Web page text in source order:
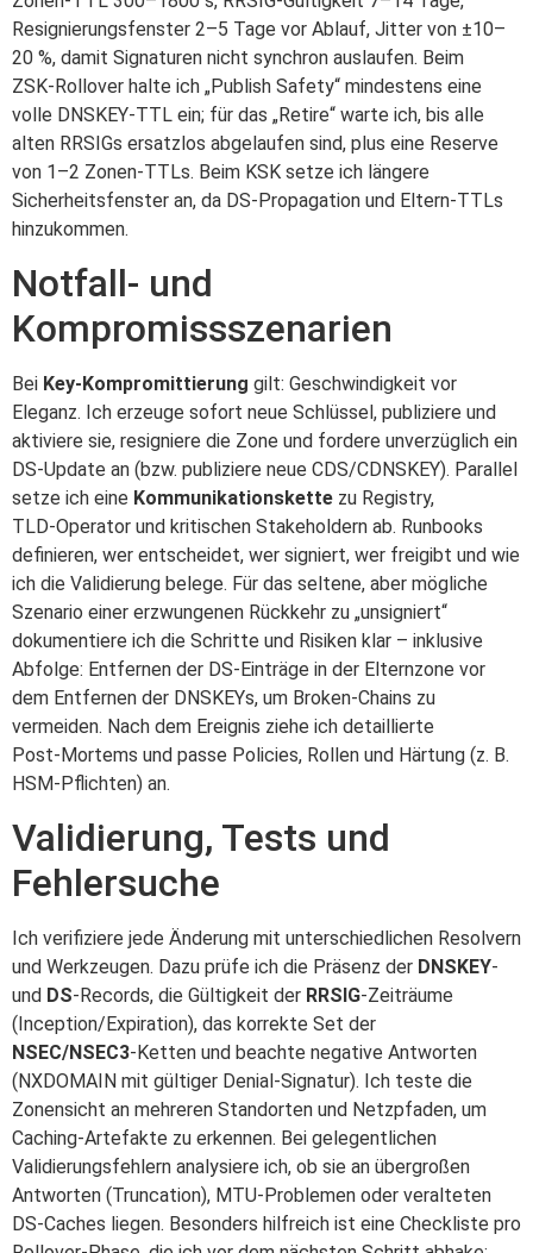
Resignierungsfenster 2–5 Tage vor Ablauf, Jitter von ±10–
20 %, damit Signaturen nicht synchron auslaufen. Beim
ZSK‑Rollover halte ich „Publish Safety“ mindestens eine
volle DNSKEY‑TTL ein; für das „Retire“ warte ich, bis alle
alten RRSIGs ersatzlos abgelaufen sind, plus eine Reserve
von 1–2 Zonen‑TTLs. Beim KSK setze ich längere
Sicherheitsfenster an, da DS‑Propagation und Eltern‑TTLs
hinzukommen.
Notfall- und
Kompromissszenarien
Bei Key‑Kompromittierung gilt: Geschwindigkeit vor
Eleganz. Ich erzeuge sofort neue Schlüssel, publiziere und
aktiviere sie, resigniere die Zone und fordere unverzüglich ein
DS‑Update an (bzw. publiziere neue CDS/CDNSKEY). Parallel
setze ich eine Kommunikationskette zu Registry,
TLD‑Operator und kritischen Stakeholdern ab. Runbooks
definieren, wer entscheidet, wer signiert, wer freigibt und wie
ich die Validierung belege. Für das seltene, aber mögliche
Szenario einer erzwungenen Rückkehr zu „unsigniert“
dokumentiere ich die Schritte und Risiken klar – inklusive
Abfolge: Entfernen der DS‑Einträge in der Elternzone vor
dem Entfernen der DNSKEYs, um Broken‑Chains zu
vermeiden. Nach dem Ereignis ziehe ich detaillierte
Post‑Mortems und passe Policies, Rollen und Härtung (z. B.
HSM‑Pflichten) an.
Validierung, Tests und
Fehlersuche
Ich verifiziere jede Änderung mit unterschiedlichen Resolvern
und Werkzeugen. Dazu prüfe ich die Präsenz der DNSKEY‑
und DS‑Records, die Gültigkeit der RRSIG‑Zeiträume
(Inception/Expiration), das korrekte Set der
NSEC/NSEC3‑Ketten und beachte negative Antworten
(NXDOMAIN mit gültiger Denial‑Signatur). Ich teste die
Zonensicht an mehreren Standorten und Netzpfaden, um
Caching‑Artefakte zu erkennen. Bei gelegentlichen
Validierungsfehlern analysiere ich, ob sie an übergroßen
Antworten (Truncation), MTU‑Problemen oder veralteten
DS‑Caches liegen. Besonders hilfreich ist eine Checkliste pro